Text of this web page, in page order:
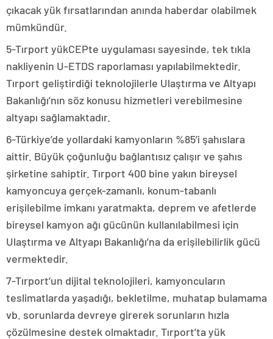
çıkacak yük fırsatlarından anında haberdar olabilmek
mümkündür.
5-Tırport yükCEPte uygulaması sayesinde, tek tıkla
nakliyenin U-ETDS raporlaması yapılabilmektedir.
Tırport geliştirdiği teknolojilerle Ulaştırma ve Altyapı
Bakanlığı’nın söz konusu hizmetleri verebilmesine
altyapı sağlamaktadır.
6-Türkiye’de yollardaki kamyonların %85’i şahıslara
aittir. Büyük çoğunluğu bağlantısız çalışır ve şahıs
şirketine sahiptir. Tırport 400 bine yakın bireysel
kamyoncuya gerçek-zamanlı, konum-tabanlı
erişilebilme imkanı yaratmakta, deprem ve afetlerde
bireysel kamyon ağı gücünün kullanılabilmesi için
Ulaştırma ve Altyapı Bakanlığı’na da erişilebilirlik gücü
vermektedir.
7-Tırport’un dijital teknolojileri, kamyoncuların
teslimatlarda yaşadığı, bekletilme, muhatap bulamama
vb. sorunlarda devreye girerek sorunların hızla
çözülmesine destek olmaktadır. Tırport’ta yük